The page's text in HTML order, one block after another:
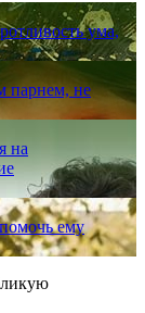
ума,
парнем, не
на
ему